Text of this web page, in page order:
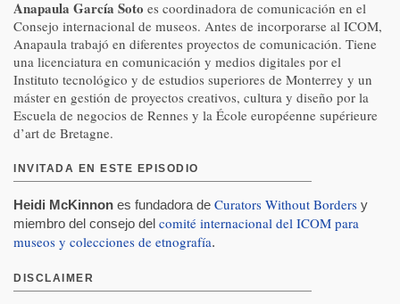
Anapaula García Soto es coordinadora de comunicación en el
Consejo internacional de museos. Antes de incorporarse al ICOM,
Anapaula trabajó en diferentes proyectos de comunicación. Tiene
una licenciatura en comunicación y medios digitales por el
Instituto tecnológico y de estudios superiores de Monterrey y un
máster en gestión de proyectos creativos, cultura y diseño por la
Escuela de negocios de Rennes y la École européenne supérieure
d’art de Bretagne.
INVITADA EN ESTE EPISODIO
Heidi McKinnon es fundadora de Curators Without Borders y
miembro del consejo del comité internacional del ICOM para
museos y colecciones de etnografía.
DISCLAIMER